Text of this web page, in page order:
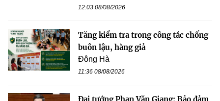
12:03 08/08/2026
Tăng kiểm tra trong công tác chống
buôn lậu, hàng giả
Đông Hà
11:36 08/08/2026